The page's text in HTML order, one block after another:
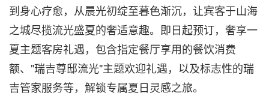
到身心疗愈，从晨光初绽至暮色渐沉，让宾客于山海
之城尽揽流光盛夏的奢适意趣。即日起预订，奢享一
夏主题客房礼遇，包含指定餐厅享用的餐饮消费
额、"瑞吉尊邸流光"主题欢迎礼遇，以及标志性的瑞
吉管家服务等，解锁专属夏日灵感之旅。